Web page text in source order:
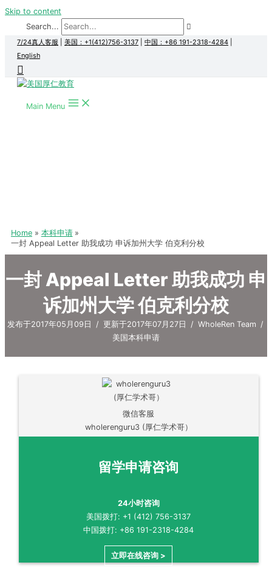
Skip to content
Search...
7/24真人客服 美国：+1(412)756-3137 中国：+86 191-2318-4284
English
Main Menu
Home
本科申请
一封 Appeal Letter 助我成功 申诉加州大学 伯克利分校
一封 Appeal Letter 助我成功 申
诉加州大学 伯克利分校
发布于2017年05月09日 / 更新于2017年07月27日 / WholeRen Team /
美国本科申请
微信客服
wholerenguru3 (厚仁学术哥）
留学申请咨询
24小时咨询
美国拨打: +1 (412) 756-3137
中国拨打: +86 191-2318-4284
立即在线咨询 >